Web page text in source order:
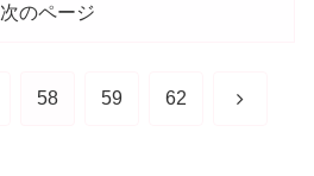
次のページ
58 59 62 次